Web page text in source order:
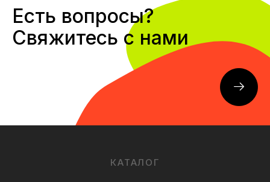
Есть вопросы?
Свяжитесь с нами
КАТАЛОГ